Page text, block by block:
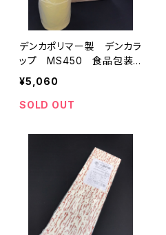
デンカポリマー製 デンカラ
ップ MS450 食品包装
用ストレッチフィルム 1箱2
本入り
¥5,060
SOLD OUT